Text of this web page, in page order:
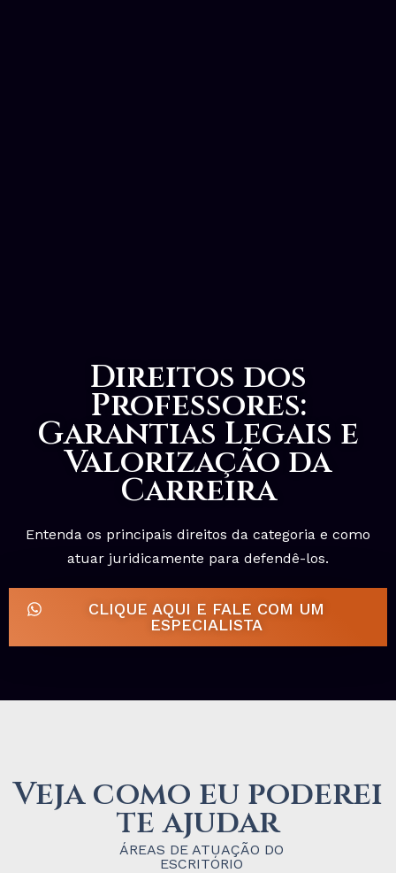
Direitos dos
Professores:
Garantias Legais e
Valorização da
Carreira
Entenda os principais direitos da categoria e como
atuar juridicamente para defendê-los.
CLIQUE AQUI E FALE COM UM
ESPECIALISTA
Veja como eu poderei
te ajudar
ÁREAS DE ATUAÇÃO DO
ESCRITÓRIO